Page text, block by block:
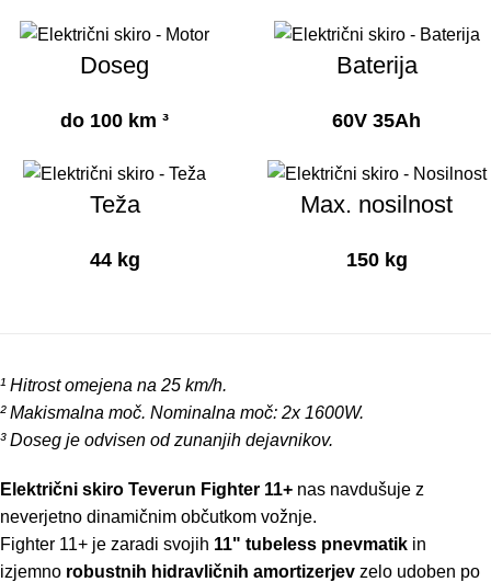
Doseg
do 100 km ³
Baterija
60V 35Ah
Teža
44 kg
Max. nosilnost
150 kg
¹ Hitrost omejena na 25 km/h.
² Makismalna moč. Nominalna moč: 2x 1600W.
³ Doseg je odvisen od zunanjih dejavnikov.
Električni skiro Teverun Fighter 11+ nas navdušuje z
neverjetno dinamičnim občutkom vožnje.
Fighter 11+ je zaradi svojih 11" tubeless pnevmatik in
izjemno robustnih hidravličnih amortizerjev zelo udoben po